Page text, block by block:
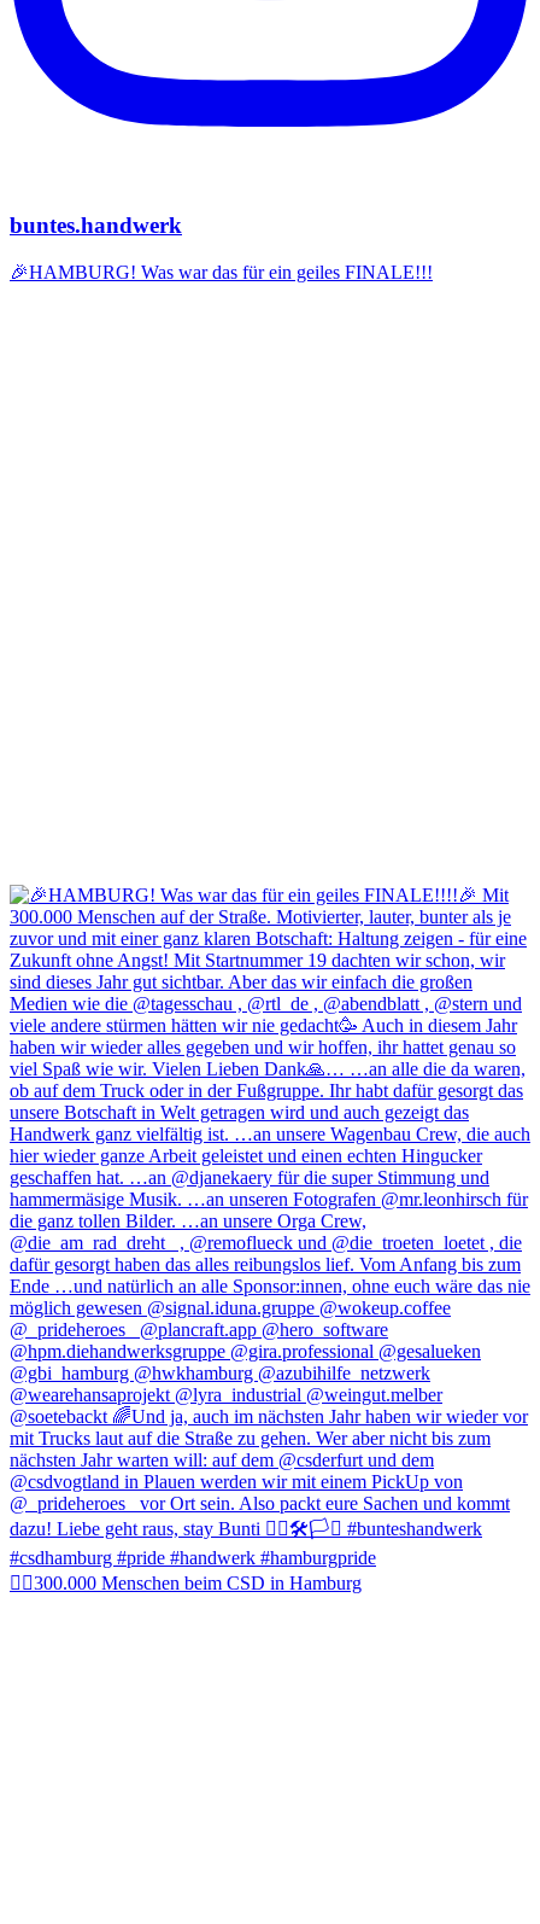
buntes.handwerk
🎉HAMBURG! Was war das für ein geiles FINALE!!!
🏳️‍🌈300.000 Menschen beim CSD in Hamburg